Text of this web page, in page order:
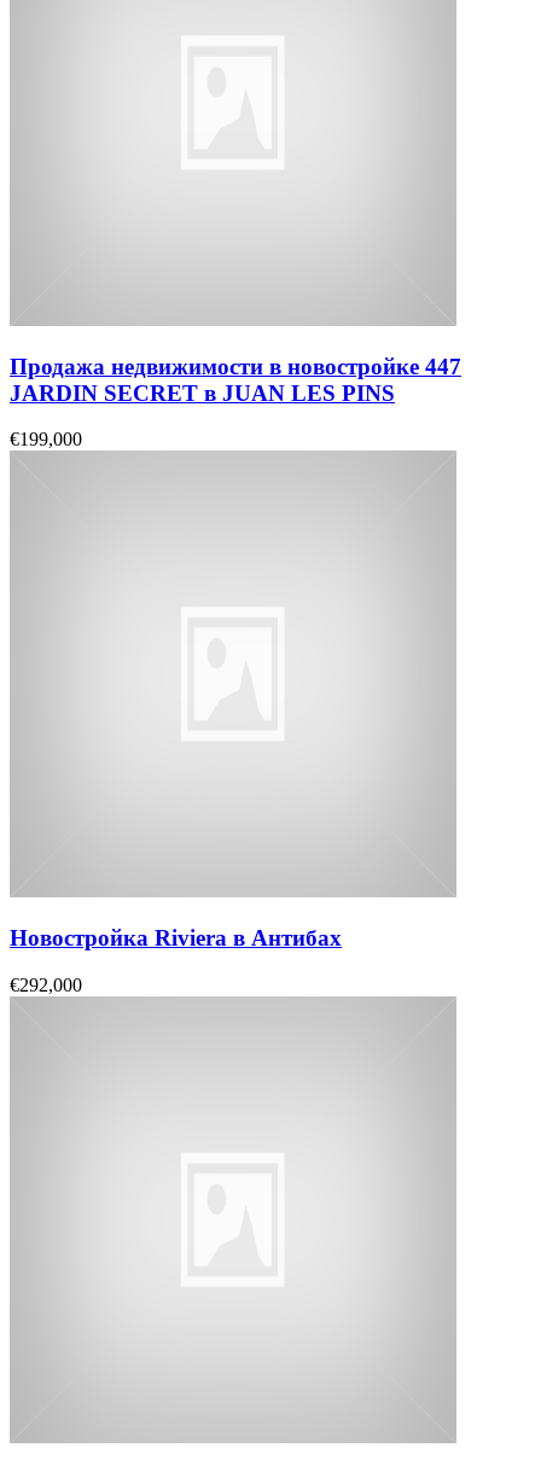
Продажа недвижимости в новостройке 447
JARDIN SECRET в JUAN LES PINS
€199,000
Новостройка Riviera в Антибах
€292,000